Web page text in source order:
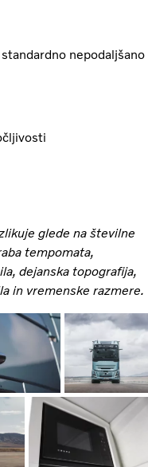
nepodaljšano
glede na številne
tempomata,
dejanska topografija,
in vremenske razmere.